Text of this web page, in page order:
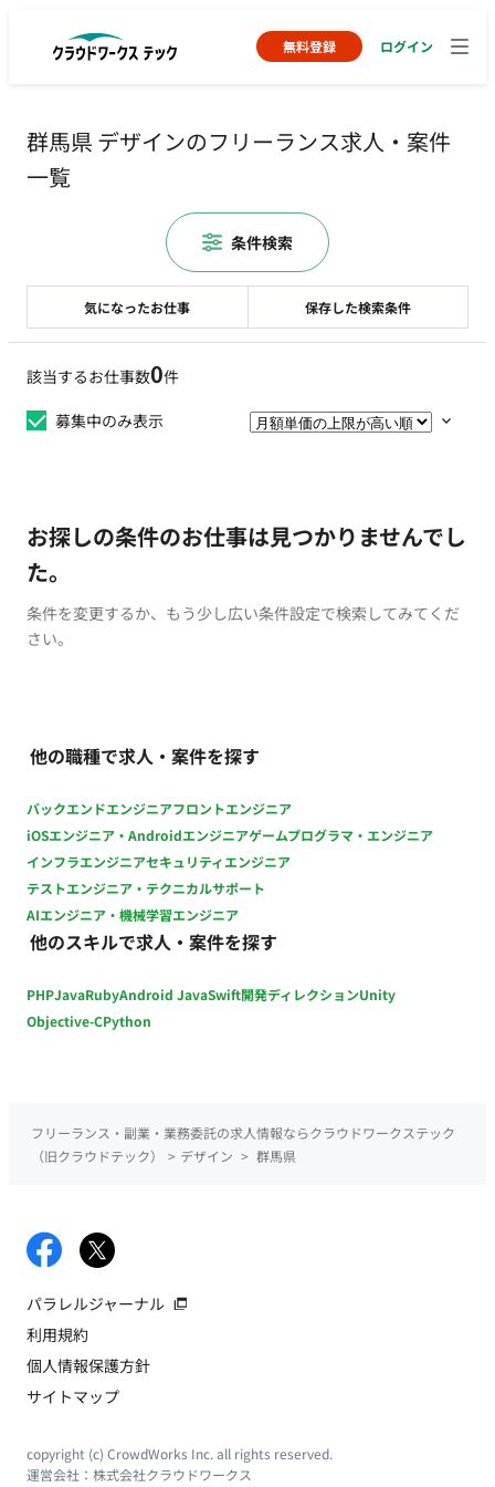
無料登録 ログイン
群馬県 デザインのフリーランス求人・案件
一覧
該当するお仕事数0件
募集中のみ表示
お探しの条件のお仕事は見つかりませんでし
た。
条件を変更するか、もう少し広い条件設定で検索してみてくだ
さい。
他の職種で求人・案件を探す
バックエンドエンジニアフロントエンジニア
iOSエンジニア・Androidエンジニアゲームプログラマ・エンジニア
インフラエンジニアセキュリティエンジニア
テストエンジニア・テクニカルサポート
AIエンジニア・機械学習エンジニア
他のスキルで求人・案件を探す
PHPJavaRubyAndroid JavaSwift開発ディレクションUnity
Objective-CPython
気になったお仕事 保存した検索条件
条件検索
フリーランス・副業・業務委託の求人情報ならクラウドワークステック
（旧クラウドテック）
> デザイン > 群馬県
パラレルジャーナル
利用規約
個人情報保護方針
サイトマップ
copyright (c) CrowdWorks Inc. all rights reserved.
運営会社： 株式会社クラウドワークス